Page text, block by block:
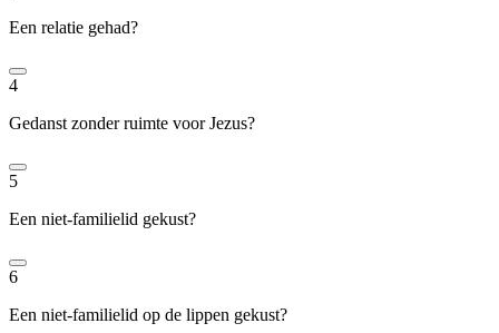
Een relatie gehad?
4
Gedanst zonder ruimte voor Jezus?
5
Een niet-familielid gekust?
6
Een niet-familielid op de lippen gekust?